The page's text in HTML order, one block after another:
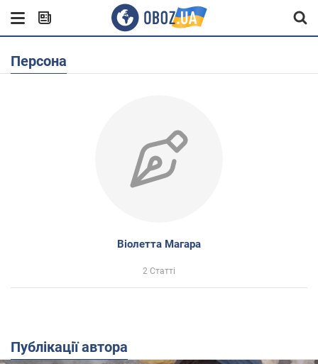
Персона
Віолетта Магара
2 Статті
Публікації автора